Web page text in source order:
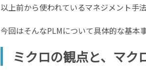
以上前から使われているマネジメント手
今回はそんなPLMについて具体的な基本
ミクロの観点と、マク